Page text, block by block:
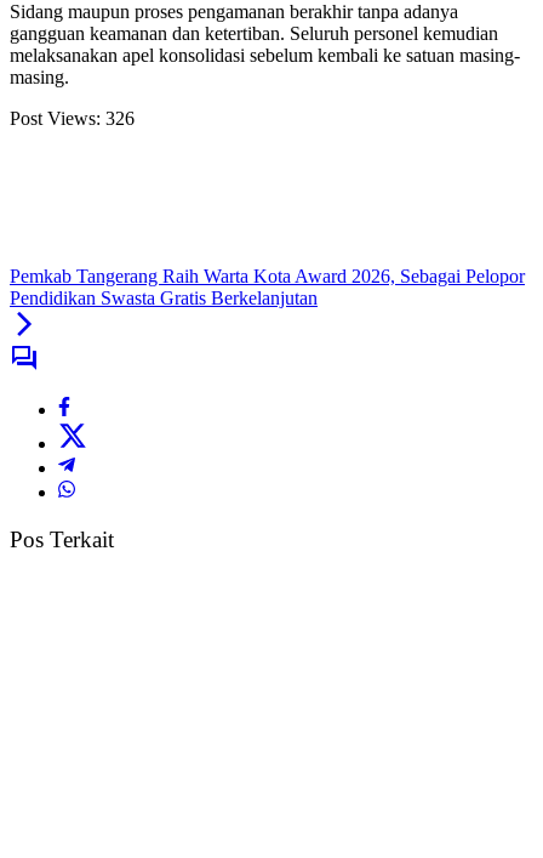
Sidang maupun proses pengamanan berakhir tanpa adanya
gangguan keamanan dan ketertiban. Seluruh personel kemudian
melaksanakan apel konsolidasi sebelum kembali ke satuan masing-
masing.
Post Views: 326
Pemkab Tangerang Raih Warta Kota Award 2026, Sebagai Pelopor
Pendidikan Swasta Gratis Berkelanjutan
Pos Terkait